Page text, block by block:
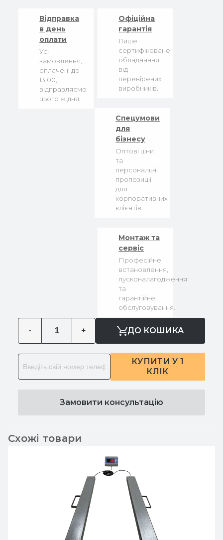
Відправка
в день
оплати
Усі
замовлення,
оплачені до
13:00,
відправляємо
цього ж дня.
Офіційна
гарантія
Лише
сертифіковане
обладнання
від
перевірених
виробників.
Спецумови
для
бізнесу
Оптові ціни
та
персональні
пропозиції
для
корпоративних
клієнтів.
Монтаж та
сервіс
Професійне
встановлення,
пусконалагодження
та
гарантійне
обслуговування.
- + ДО КОШИКА
КУПИТИ У 1
КЛІК
Замовити консультацію
Схожі товари